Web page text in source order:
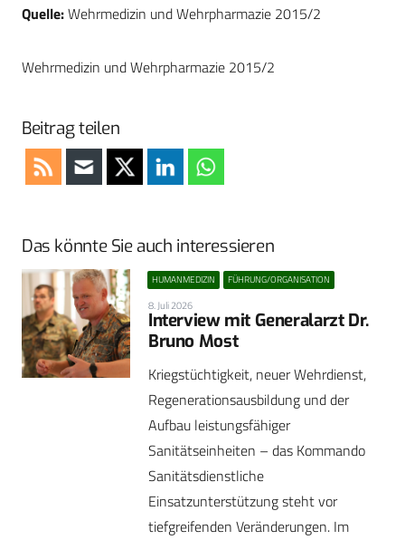
Quelle:Wehrmedizin und Wehrpharmazie 2015/2
Wehrmedizin und Wehrpharmazie 2015/2
Beitrag teilen
Das könnte Sie auch interessieren
HUMANMEDIZIN FÜHRUNG/ORGANISATION
8. Juli 2026
Interview mit Generalarzt Dr.
Bruno Most
Kriegstüchtigkeit, neuer Wehrdienst,
Regenerationsausbildung und der
Aufbau leistungsfähiger
Sanitätseinheiten – das Kommando
Sanitätsdienstliche
Einsatzunterstützung steht vor
tiefgreifenden Veränderungen. Im